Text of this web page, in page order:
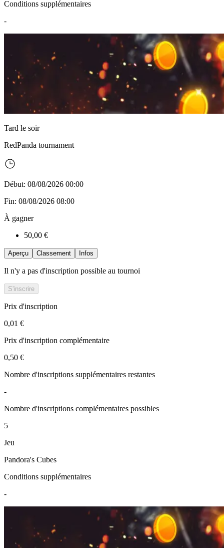
Conditions supplémentaires
-
Tard le soir
RedPanda tournament
Début: 08/08/2026 00:00
Fin: 08/08/2026 08:00
À gagner
50,00 €
Aperçu Classement Infos
Il n'y a pas d'inscription possible au tournoi
S'inscrire
Prix d'inscription
0,01 €
Prix d'inscription complémentaire
0,50 €
Nombre d'inscriptions supplémentaires restantes
-
Nombre d'inscriptions complémentaires possibles
5
Jeu
Pandora's Cubes
Conditions supplémentaires
-